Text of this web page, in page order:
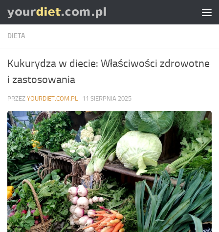
Skip to content
DIETA
Kukurydza w diecie: Właściwości zdrowotne
i zastosowania
PRZEZ YOURDIET.COM.PL · 11 SIERPNIA 2025